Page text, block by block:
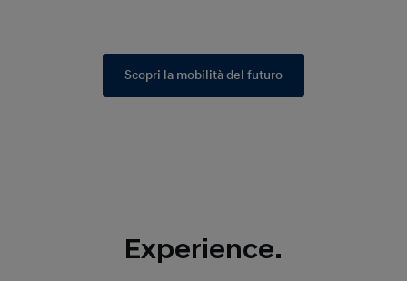
Scopri la mobilità del futuro
Experience.